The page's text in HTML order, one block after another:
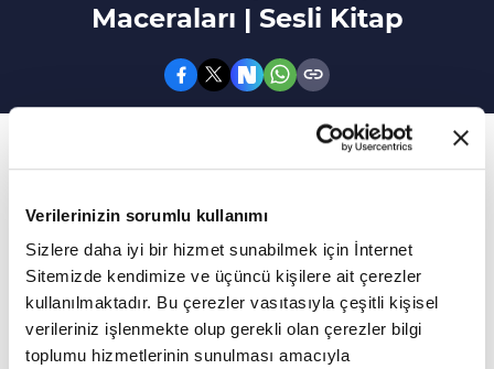
Verilerinizin sorumlu kullanımı
Sizlere daha iyi bir hizmet sunabilmek için İnternet
Sitemizde kendimize ve üçüncü kişilere ait çerezler
kullanılmaktadır. Bu çerezler vasıtasıyla çeşitli kişisel
verileriniz işlenmekte olup gerekli olan çerezler bilgi
toplumu hizmetlerinin sunulması amacıyla
Maceraları | Sesli Kitap
Kıtkıt'ın Az Çok Gerçek Maceraları...
Henk'in evcil hayvanı Kıtkıt'ın hayatı basit ve
sessizdi... Ta ki Henk'in kardeşi Kıtkıt'ı uzaktan
kumandalı bir uçağa bindirip kontrolü